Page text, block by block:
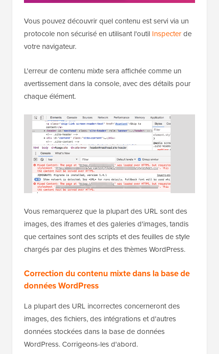
Vous pouvez découvrir quel contenu est servi via un
protocole non sécurisé en utilisant l'outil Inspecterde
votre navigateur.
L'erreur de contenu mixte sera affichée comme un
avertissement dans la console, avec des détails pour
chaque élément.
Vous remarquerez que la plupart des URL sont des
images, des iframes et des galeries d'images, tandis
que certaines sont des scripts et des feuilles de style
chargés par des plugins et des thèmes WordPress.
Correction du contenu mixte dans la base de
données WordPress
La plupart des URL incorrectes concerneront des
images, des fichiers, des intégrations et d'autres
données stockées dans la base de données
WordPress. Corrigeons-les d'abord.